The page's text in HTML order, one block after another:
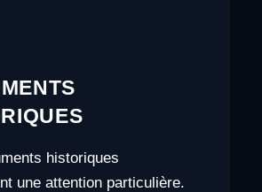
historiques
une attention particulière.